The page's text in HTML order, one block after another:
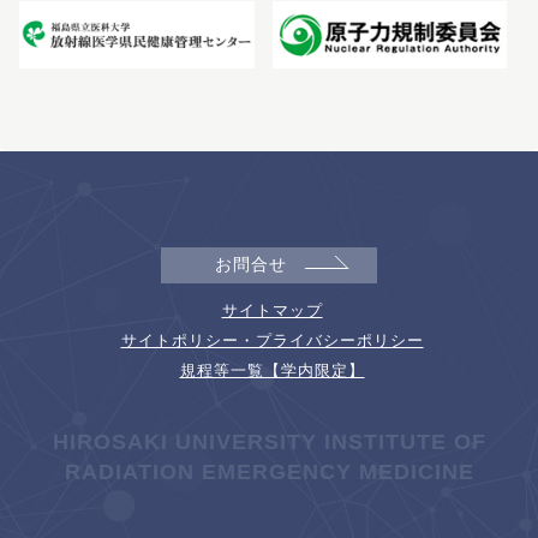
お問合せ
サイトマップ
サイトポリシー・プライバシーポリシー
規程等一覧【学内限定】
HIROSAKI UNIVERSITY INSTITUTE OF
RADIATION EMERGENCY MEDICINE